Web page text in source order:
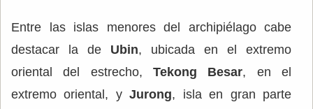
Entre las islas menores del archipiélago cabe
destacar la de Ubin, ubicada en el extremo
oriental del estrecho, Tekong Besar, en el
extremo oriental, yJurong, isla en gran parte